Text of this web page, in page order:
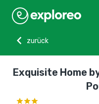
chevron_left
zurück
Exquisite Home